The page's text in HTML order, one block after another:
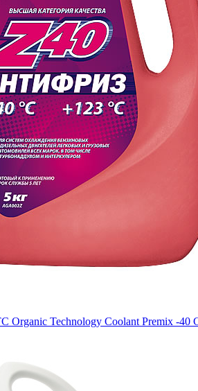
Organic Technology Coolant Premix -40